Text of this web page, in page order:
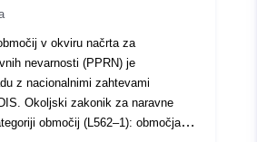
tveganja povečali ali
okoljskega zakonika). Slednja
samo za naravne RPP.
v okviru načrta za
nevarnosti (PPRN) je
z nacionalnimi zahtevami
območij (L562–1): območja,